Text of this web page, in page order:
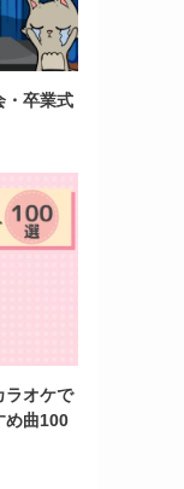
・卒業式
ラオケで
め曲100